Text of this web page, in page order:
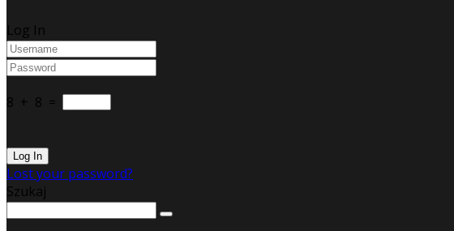
Log In
8 + 8 =
Lost your password?
Szukaj